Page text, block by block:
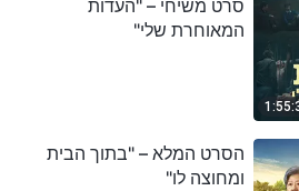
סרט משיחי – "העדות
המאוחרת שלי"
הסרט המלא – "בתוך הבית
ומחוצה לו"